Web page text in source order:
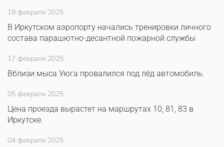
19 февраля 2025
В Иркутском аэропорту начались тренировки личного
состава парашютно-десантной пожарной службы
17 февраля 2025
Вблизи мыса Уюга провалился под лёд автомобиль.
05 февраля 2025
Цена проезда вырастет на маршрутах 10, 81, 83 в
Иркутске.
04 февраля 2025